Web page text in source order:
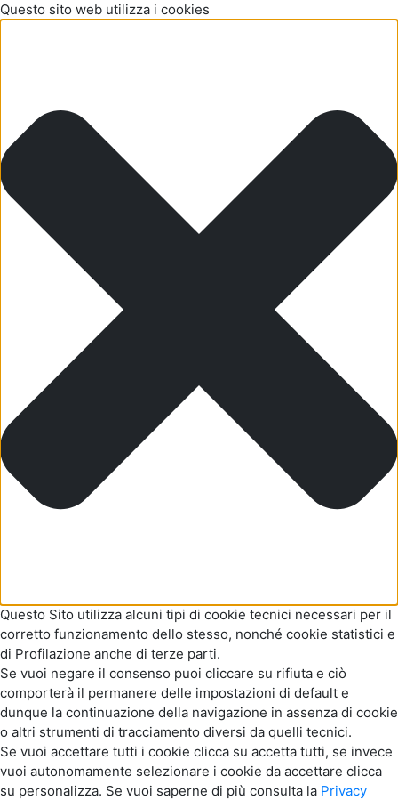
Questo sito web utilizza i cookies
Questo Sito utilizza alcuni tipi di cookie tecnici necessari per il
corretto funzionamento dello stesso, nonché cookie statistici e
di Profilazione anche di terze parti.
Se vuoi negare il consenso puoi cliccare su rifiuta e ciò
comporterà il permanere delle impostazioni di default e
dunque la continuazione della navigazione in assenza di cookie
o altri strumenti di tracciamento diversi da quelli tecnici.
Se vuoi accettare tutti i cookie clicca su accetta tutti, se invece
vuoi autonomamente selezionare i cookie da accettare clicca
su personalizza. Se vuoi saperne di più consulta la Privacy